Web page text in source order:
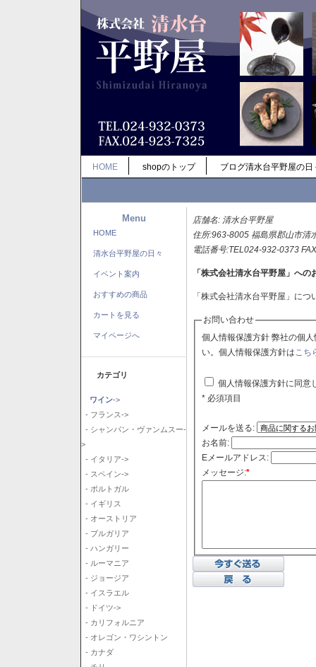
HOME shopのトップ ブログ清水台平野屋の日
Menu
HOME
清水台平野屋の日々
イベント案内
おすすめの商品
カートを見る
マイページへ
カテゴリ
ワイン->
- フランス->
- シャンパン・ヴァンムスー-
>
- イタリア->
- スペイン->
- ポルトガル
- イギリス
- オーストリア
- ブルガリア
- ハンガリー
- ルーマニア
- ジョージア
- イスラエル
- ドイツ->
- カリフォルニア
- オレゴン・ワシントン
- カナダ
店舗名: 清水台平野屋
住所:963-8005 福島県郡山市清
電話番号:TEL024-932-0373
「株式会社清水台平野屋」への
「株式会社清水台平野屋」に
お問い合わせ
個人情報保護方針 弊社の個人情報保護方針に同意される場合はチェックボックスをクリックしてくださ
い。個人情報保護方針はこち
個人情報保護方針に同意
* 必須項目
メールを送る:
お名前:
Eメールアドレス:
メッセージ:*